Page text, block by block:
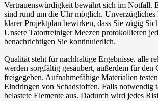
Vertrauenswürdigkeit bewährt sich im Notfall.
sind rund um die Uhr möglich. Unverzügliches
klarer Projektplan bewirken, dass Sie zügig
Unsere Tatortreiniger Meezen protokollieren
benachrichtigen Sie kontinuierlich.
Qualität steht für nachhaltige Ergebnisse. alle
werden sorgfältig gesäubert, außerdem für den
freigegeben. Aufnahmefähige Materialien
Eindringen von Schadstoffen. Falls notwendig
belastete Elemente aus. Dadurch wird jedes